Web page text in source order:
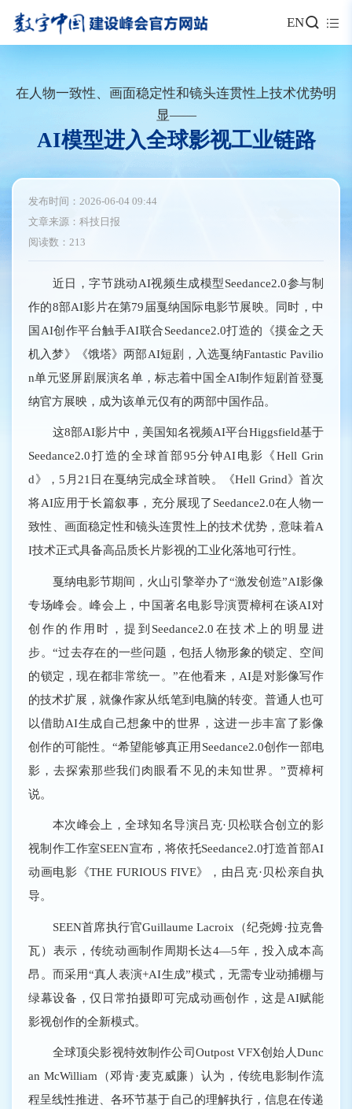
EN
在人物一致性、画面稳定性和镜头连贯性上技术优势明
显——
AI模型进入全球影视工业链路
发布时间：2026-06-04 09:44
文章来源：科技日报
阅读数：213
近日，字节跳动AI视频生成模型Seedance2.0参与制
作的8部AI影片在第79届戛纳国际电影节展映。同时，中
国AI创作平台触手AI联合Seedance2.0打造的《摸金之天
机入梦》《饿塔》两部AI短剧，入选戛纳Fantastic Pavilio
n单元竖屏剧展演名单，标志着中国全AI制作短剧首登戛
纳官方展映，成为该单元仅有的两部中国作品。
这8部AI影片中，美国知名视频AI平台Higgsfield基于
Seedance2.0打造的全球首部95分钟AI电影《Hell Grin
d》，5月21日在戛纳完成全球首映。《Hell Grind》首次
将AI应用于长篇叙事，充分展现了Seedance2.0在人物一
致性、画面稳定性和镜头连贯性上的技术优势，意味着A
I技术正式具备高品质长片影视的工业化落地可行性。
戛纳电影节期间，火山引擎举办了“激发创造”AI影像
专场峰会。峰会上，中国著名电影导演贾樟柯在谈AI对
创作的作用时，提到Seedance2.0在技术上的明显进
步。“过去存在的一些问题，包括人物形象的锁定、空间
的锁定，现在都非常统一。”在他看来，AI是对影像写作
的技术扩展，就像作家从纸笔到电脑的转变。普通人也可
以借助AI生成自己想象中的世界，这进一步丰富了影像
创作的可能性。“希望能够真正用Seedance2.0创作一部电
影，去探索那些我们肉眼看不见的未知世界。”贾樟柯
说。
本次峰会上，全球知名导演吕克·贝松联合创立的影
视制作工作室SEEN宣布，将依托Seedance2.0打造首部AI
动画电影《THE FURIOUS FIVE》，由吕克·贝松亲自执
导。
SEEN首席执行官Guillaume Lacroix（纪尧姆·拉克鲁
瓦）表示，传统动画制作周期长达4—5年，投入成本高
昂。而采用“真人表演+AI生成”模式，无需专业动捕棚与
绿幕设备，仅日常拍摄即可完成动画创作，这是AI赋能
影视创作的全新模式。
全球顶尖影视特效制作公司Outpost VFX创始人Dunc
an McWilliam（邓肯·麦克威廉）认为，传统电影制作流
程呈线性推进、各环节基于自己的理解执行，信息在传递